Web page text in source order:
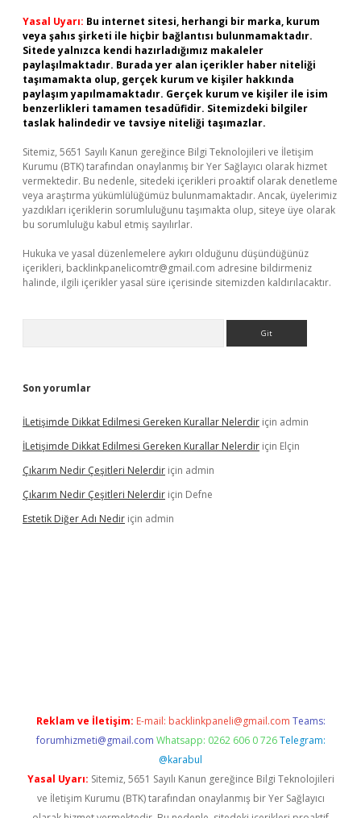
Yasal Uyarı: Bu internet sitesi, herhangi bir marka, kurum
veya şahıs şirketi ile hiçbir bağlantısı bulunmamaktadır.
Sitede yalnızca kendi hazırladığımız makaleler
paylaşılmaktadır. Burada yer alan içerikler haber niteliği
taşımamakta olup, gerçek kurum ve kişiler hakkında
paylaşım yapılmamaktadır. Gerçek kurum ve kişiler ile isim
benzerlikleri tamamen tesadüfidir. Sitemizdeki bilgiler
taslak halindedir ve tavsiye niteliği taşımazlar.
Sitemiz, 5651 Sayılı Kanun gereğince Bilgi Teknolojileri ve İletişim
Kurumu (BTK) tarafından onaylanmış bir Yer Sağlayıcı olarak hizmet
vermektedir. Bu nedenle, sitedeki içerikleri proaktif olarak denetleme
veya araştırma yükümlülüğümüz bulunmamaktadır. Ancak, üyelerimiz
yazdıkları içeriklerin sorumluluğunu taşımakta olup, siteye üye olarak
bu sorumluluğu kabul etmiş sayılırlar.
Hukuka ve yasal düzenlemelere aykırı olduğunu düşündüğünüz
içerikleri, backlinkpanelicomtr@gmail.com adresine bildirmeniz
halinde, ilgili içerikler yasal süre içerisinde sitemizden kaldırılacaktır.
Son yorumlar
İLetişimde Dikkat Edilmesi Gereken Kurallar Nelerdir için admin
İLetişimde Dikkat Edilmesi Gereken Kurallar Nelerdir için Elçin
Çıkarım Nedir Çeşitleri Nelerdir için admin
Çıkarım Nedir Çeşitleri Nelerdir için Defne
Estetik Diğer Adı Nedir için admin
Reklam ve İletişim: E-mail: backlinkpaneli@gmail.com Teams:
forumhizmeti@gmail.com Whatsapp: 0262 606 0 726 Telegram:
@karabul
Yasal Uyarı: Sitemiz, 5651 Sayılı Kanun gereğince Bilgi Teknolojileri
ve İletişim Kurumu (BTK) tarafından onaylanmış bir Yer Sağlayıcı